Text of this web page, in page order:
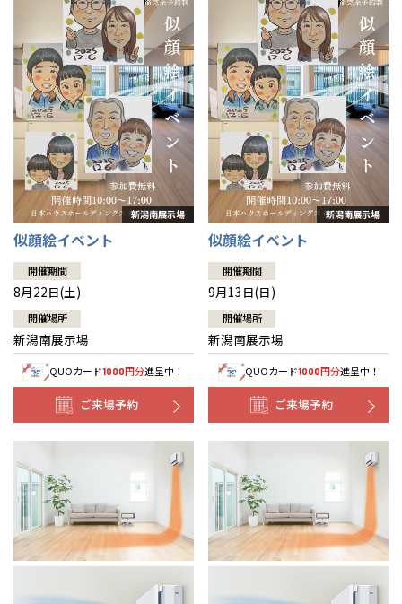
似顔絵イベント
開催期間
8月22日(土)
開催場所
新潟南展示場
QUOカード1000円分進呈中！
ご来場予約
似顔絵イベント
開催期間
9月13日(日)
開催場所
新潟南展示場
QUOカード1000円分進呈中！
ご来場予約